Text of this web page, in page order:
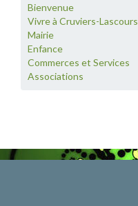
Bienvenue
Vivre à Cruviers-Lascours
Mairie
Enfance
Commerces et Services
Associations